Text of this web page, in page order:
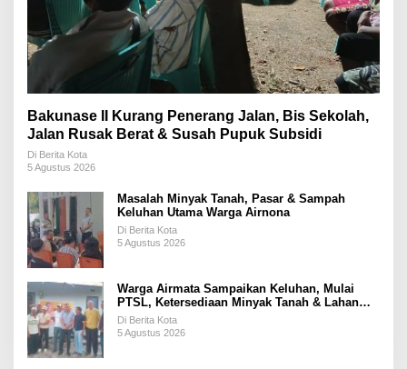
Bakunase II Kurang Penerang Jalan, Bis Sekolah,
Jalan Rusak Berat & Susah Pupuk Subsidi
Di Berita Kota
5 Agustus 2026
Masalah Minyak Tanah, Pasar & Sampah
Keluhan Utama Warga Airnona
Di Berita Kota
5 Agustus 2026
Warga Airmata Sampaikan Keluhan, Mulai
PTSL, Ketersediaan Minyak Tanah & Lahan
Pemakaman
Di Berita Kota
5 Agustus 2026